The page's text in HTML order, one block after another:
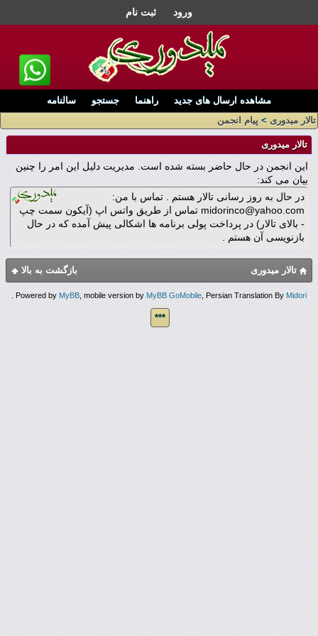
ورود ثبت نام
مشاهده ارسال های جدید راهنما جستجو
سالنامه
تالار میدوری > پیام انجمن
تالار میدوری
این انجمن در حال حاضر بسته شده است. مدیریت دلیل این امر را چنین
بیان می کند:
در حال به روز رسانی تالار هستم . تماس با من:
midorinco@yahoo.com تماس از طریق واتس اپ (آیکون سمت چپ
- بالای تالار) در پرداخت پولی برنامه ها اشکالی پیش آمده که در حال
بازنویسی آن هستم .
بازگشت به بالا تالار میدوری
Powered byMyBB, mobile version byMyBB GoMobile, Persian Translation ByMidori
.
***